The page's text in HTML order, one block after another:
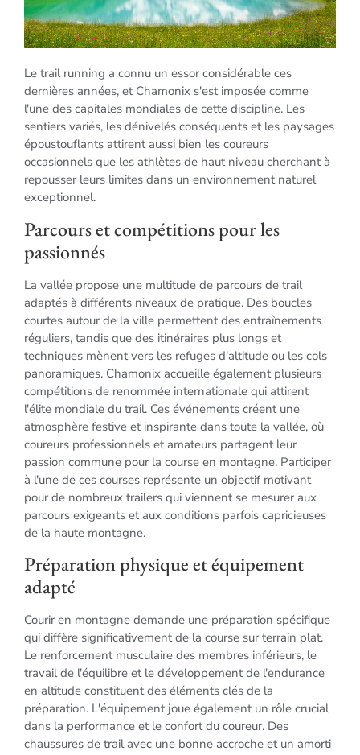
Le trail running a connu un essor considérable ces
dernières années, et Chamonix s'est imposée comme
l'une des capitales mondiales de cette discipline. Les
sentiers variés, les dénivelés conséquents et les paysages
époustouflants attirent aussi bien les coureurs
occasionnels que les athlètes de haut niveau cherchant à
repousser leurs limites dans un environnement naturel
exceptionnel.
Parcours et compétitions pour les
passionnés
La vallée propose une multitude de parcours de trail
adaptés à différents niveaux de pratique. Des boucles
courtes autour de la ville permettent des entraînements
réguliers, tandis que des itinéraires plus longs et
techniques mènent vers les refuges d'altitude ou les cols
panoramiques. Chamonix accueille également plusieurs
compétitions de renommée internationale qui attirent
l'élite mondiale du trail. Ces événements créent une
atmosphère festive et inspirante dans toute la vallée, où
coureurs professionnels et amateurs partagent leur
passion commune pour la course en montagne. Participer
à l'une de ces courses représente un objectif motivant
pour de nombreux trailers qui viennent se mesurer aux
parcours exigeants et aux conditions parfois capricieuses
de la haute montagne.
Préparation physique et équipement
adapté
Courir en montagne demande une préparation spécifique
qui diffère significativement de la course sur terrain plat.
Le renforcement musculaire des membres inférieurs, le
travail de l'équilibre et le développement de l'endurance
en altitude constituent des éléments clés de la
préparation. L'équipement joue également un rôle crucial
dans la performance et le confort du coureur. Des
chaussures de trail avec une bonne accroche et un amorti